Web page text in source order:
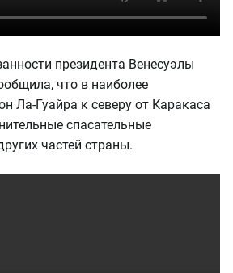
президента Венесуэлы
что в наиболее
Ла-Гуайра к северу от Каракаса
спасательные
частей страны.